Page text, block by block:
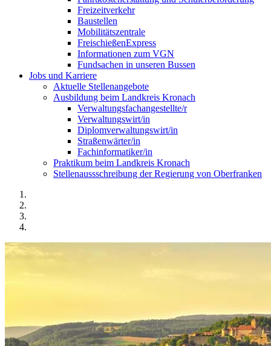
Freizeitverkehr
Baustellen
Mobilitätszentrale
FreischießenExpress
Informationen zum VGN
Fundsachen in unseren Bussen
Jobs und Karriere
Aktuelle Stellenangebote
Ausbildung beim Landkreis Kronach
Verwaltungsfachangestellte/r
Verwaltungswirt/in
Diplomverwaltungswirt/in
Straßenwärter/in
Fachinformatiker/in
Praktikum beim Landkreis Kronach
Stellenaussschreibung der Regierung von Oberfranken